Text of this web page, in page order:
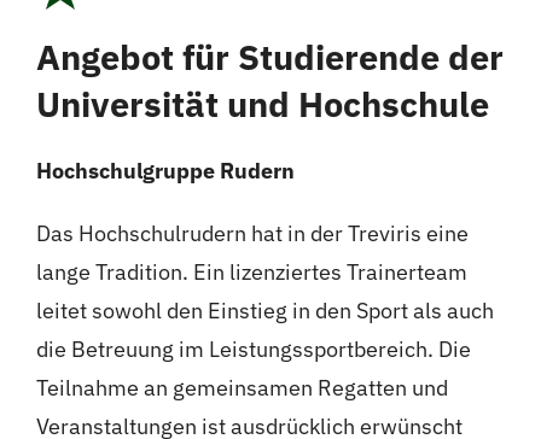
Angebot für Studierende der
Universität und Hochschule
Hochschulgruppe Rudern
Das Hochschulrudern hat in der Treviris eine
lange Tradition. Ein lizenziertes Trainerteam
leitet sowohl den Einstieg in den Sport als auch
die Betreuung im Leistungssportbereich. Die
Teilnahme an gemeinsamen Regatten und
Veranstaltungen ist ausdrücklich erwünscht